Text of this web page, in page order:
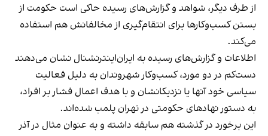
از طرف دیگر، شواهد و گزارش‌های رسیده حاکی است حکومت از
بستن کسب‌وکارها برای انتقام‌گیری از مخالفانش هم استفاده
می‌کند.
اطلاعات و گزارش‌های رسیده به ایران‌اینترنشنال نشان می‌دهند
دست‌کم در دو مورد، کسب‌وکار شهروندان به دلیل فعالیت
سیاسی خود آنها یا نزدیکانشان و با هدف اعمال فشار بر افراد،
به دستور نهادهای حکومتی در تهران پلمب شده‌اند.
این برخورد در گذشته هم سابقه داشته و به عنوان مثال در آذر